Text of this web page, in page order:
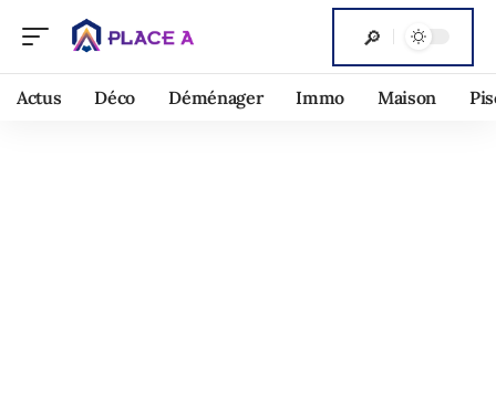
Actus Déco Déménager Immo Maison